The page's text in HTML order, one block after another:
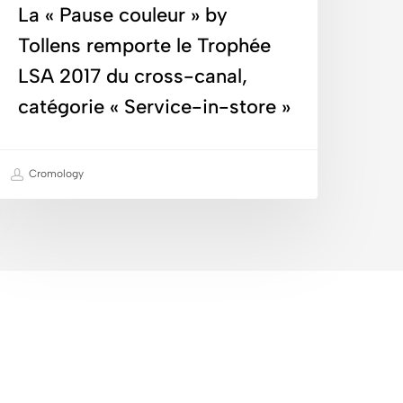
»
La « Pause couleur » by
Tollens remporte le Trophée
LSA 2017 du cross-canal,
catégorie « Service-in-store »
Cromology